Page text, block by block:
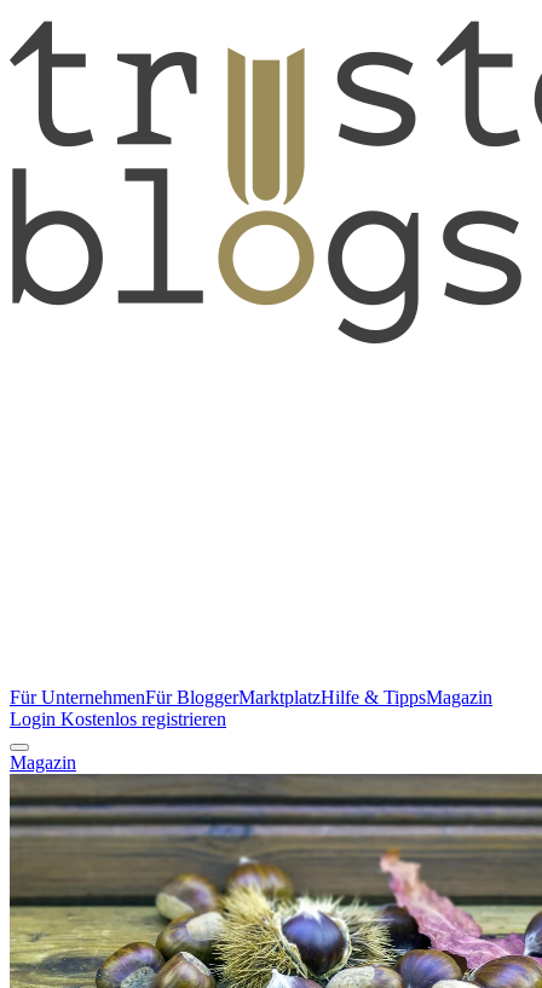
Für UnternehmenFür BloggerMarktplatzHilfe & TippsMagazin
Login Kostenlos registrieren
Magazin